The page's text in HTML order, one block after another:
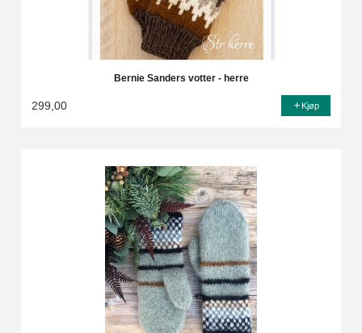
Bernie Sanders votter - herre
299,00 Kjøp